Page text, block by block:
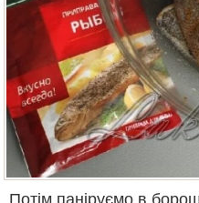
Потім паніруємо в